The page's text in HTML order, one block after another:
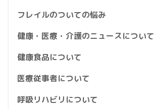
フレイルのついての悩み
健康・医療・介護のニュースについて
健康食品について
医療従事者について
呼吸リハビリについて